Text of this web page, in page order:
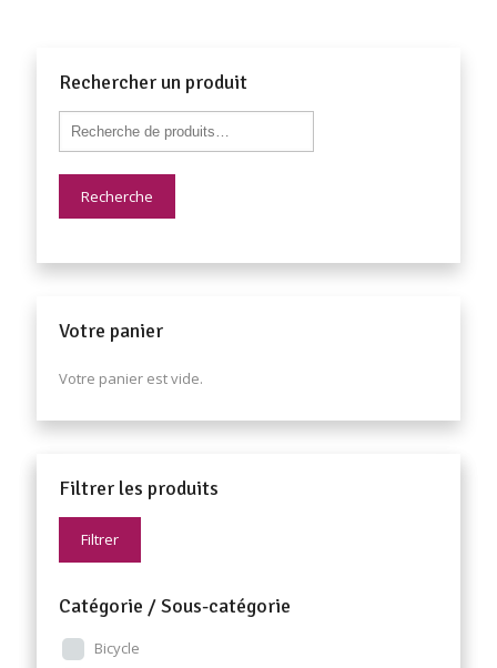
Rechercher un produit
Recherche
Votre panier
Votre panier est vide.
Filtrer les produits
Filtrer
Catégorie / Sous-catégorie
Bicycle